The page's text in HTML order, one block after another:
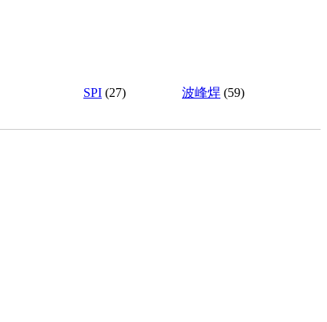
SPI (27) 波峰焊 (59)